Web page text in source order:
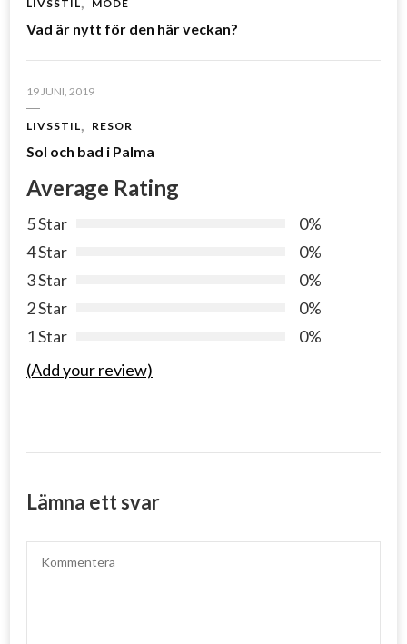
LIVSSTIL MODE
Vad är nytt för den här veckan?
19 JUNI, 2019
LIVSSTIL RESOR
Sol och bad i Palma
Average Rating
5 Star
0%
4 Star
0%
3 Star
0%
2 Star
0%
1 Star
0%
(Add your review)
Lämna ett svar